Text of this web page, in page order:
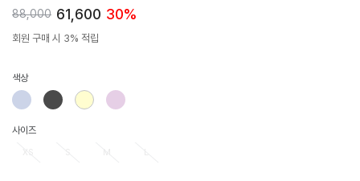
88,000 61,600 30%
회원 구매 시 3% 적립
색상
사이즈